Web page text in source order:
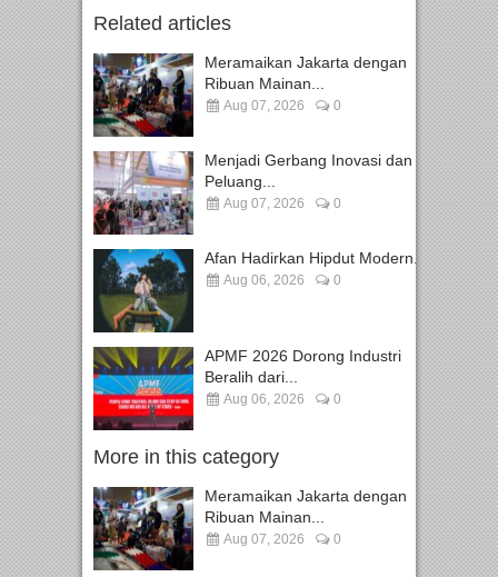
Related articles
Meramaikan Jakarta dengan
Ribuan Mainan...
Aug 07, 2026 0
Menjadi Gerbang Inovasi dan
Peluang...
Aug 07, 2026 0
Afan Hadirkan Hipdut Modern...
Aug 06, 2026 0
APMF 2026 Dorong Industri
Beralih dari...
Aug 06, 2026 0
More in this category
Meramaikan Jakarta dengan
Ribuan Mainan...
Aug 07, 2026 0